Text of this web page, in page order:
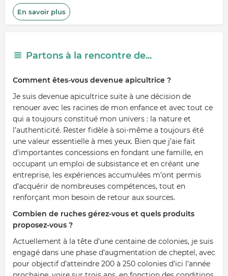
En savoir plus
Partons à la rencontre de...
Comment êtes-vous devenue apicultrice ?
Je suis devenue apicultrice suite à une décision de
renouer avec les racines de mon enfance et avec tout ce
qui a toujours constitué mon univers : la nature et
l’authenticité. Rester fidèle à soi-même a toujours été
une valeur essentielle à mes yeux. Bien que j’aie fait
d’importantes concessions en fondant une famille, en
occupant un emploi de subsistance et en créant une
entreprise, les expériences accumulées m’ont permis
d’acquérir de nombreuses compétences, tout en
renforçant mon besoin de retour aux sources.
Combien de ruches gérez-vous et quels produits
proposez-vous ?
Actuellement à la tête d’une centaine de colonies, je suis
engagé dans une phase d’augmentation de cheptel, avec
pour objectif d’atteindre 200 à 250 colonies d’ici l’année